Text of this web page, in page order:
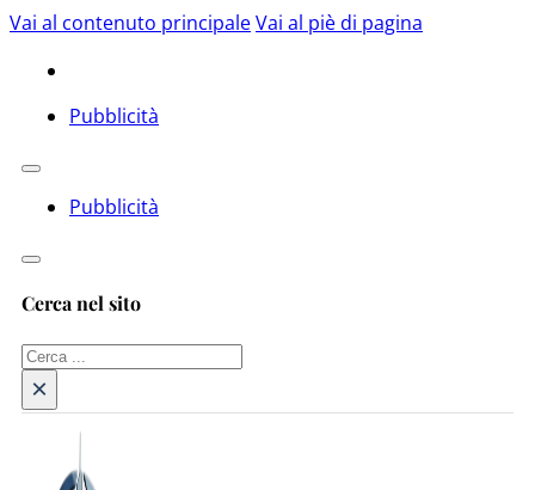
Vai al contenuto principaleVai al piè di pagina
Pubblicità
Pubblicità
Cerca nel sito
Cerca
×